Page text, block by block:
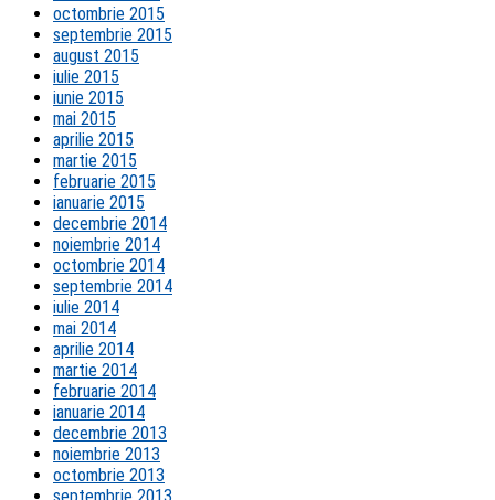
octombrie 2015
septembrie 2015
august 2015
iulie 2015
iunie 2015
mai 2015
aprilie 2015
martie 2015
februarie 2015
ianuarie 2015
decembrie 2014
noiembrie 2014
octombrie 2014
septembrie 2014
iulie 2014
mai 2014
aprilie 2014
martie 2014
februarie 2014
ianuarie 2014
decembrie 2013
noiembrie 2013
octombrie 2013